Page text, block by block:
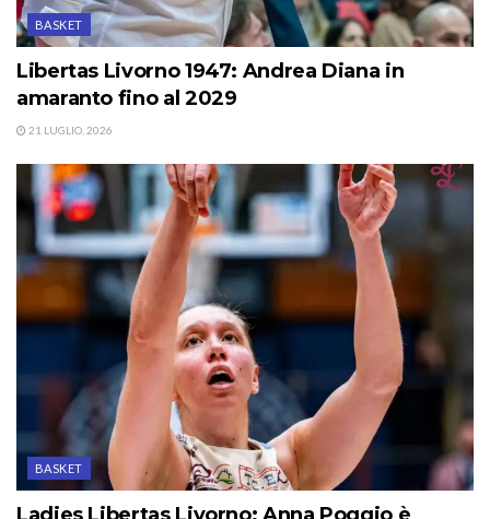
BASKET
Libertas Livorno 1947: Andrea Diana in
amaranto fino al 2029
21 LUGLIO, 2026
BASKET